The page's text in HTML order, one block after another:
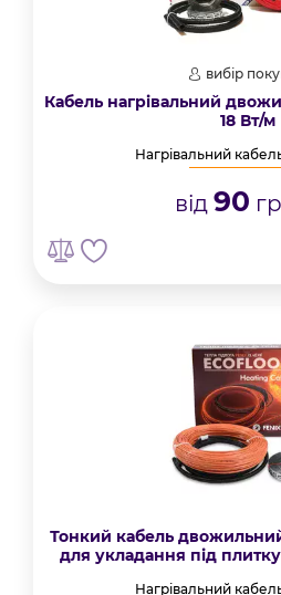
вибір
Кабель нагрівальний
18 Вт/м
Нагрівальний
від 90
Тонкий кабель
для укладання під
Нагрівальний